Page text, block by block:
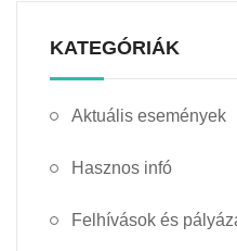
KATEGÓRIÁK
Aktuális események
Hasznos infó
Felhívások és